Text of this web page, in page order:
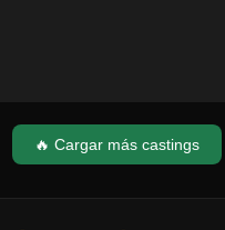
🔥 Cargar más castings